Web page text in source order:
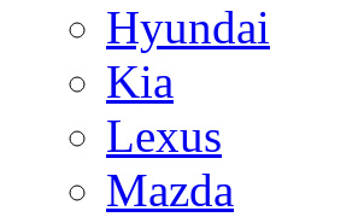
Hyundai
Kia
Lexus
Mazda